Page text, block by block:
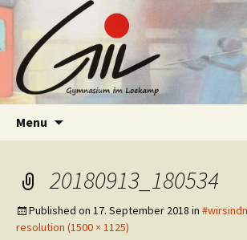
Menu
20180913_180534
Published on 17. September 2018 in
resolution (1500 × 1125)